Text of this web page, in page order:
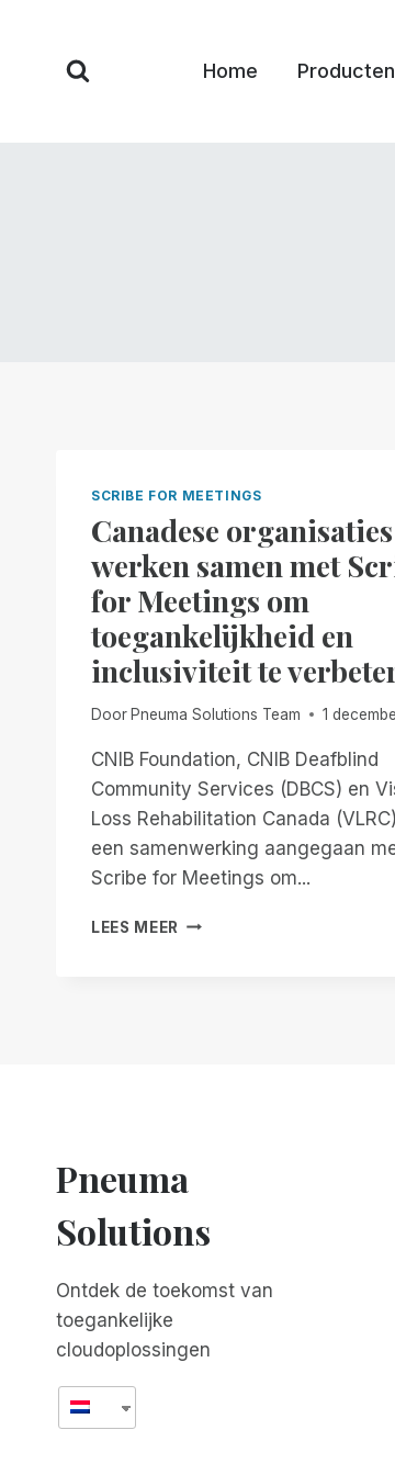
Home Producten
SCRIBE FOR MEETINGS
Canadese organisaties
werken samen met
for Meetings om
toegankelijkheid en
inclusiviteit te
DoorPneuma Solutions Team 1
CNIB Foundation, CNIB Deafblind
Community Services (DBCS) en
Loss Rehabilitation Canada
een samenwerking aangegaan
Scribe for Meetings om...
LEES MEER CANADESE
INCLUSIVITEIT
TE
Pneuma
Solutions
Ontdek de toekomst van
toegankelijke
cloudoplossingen